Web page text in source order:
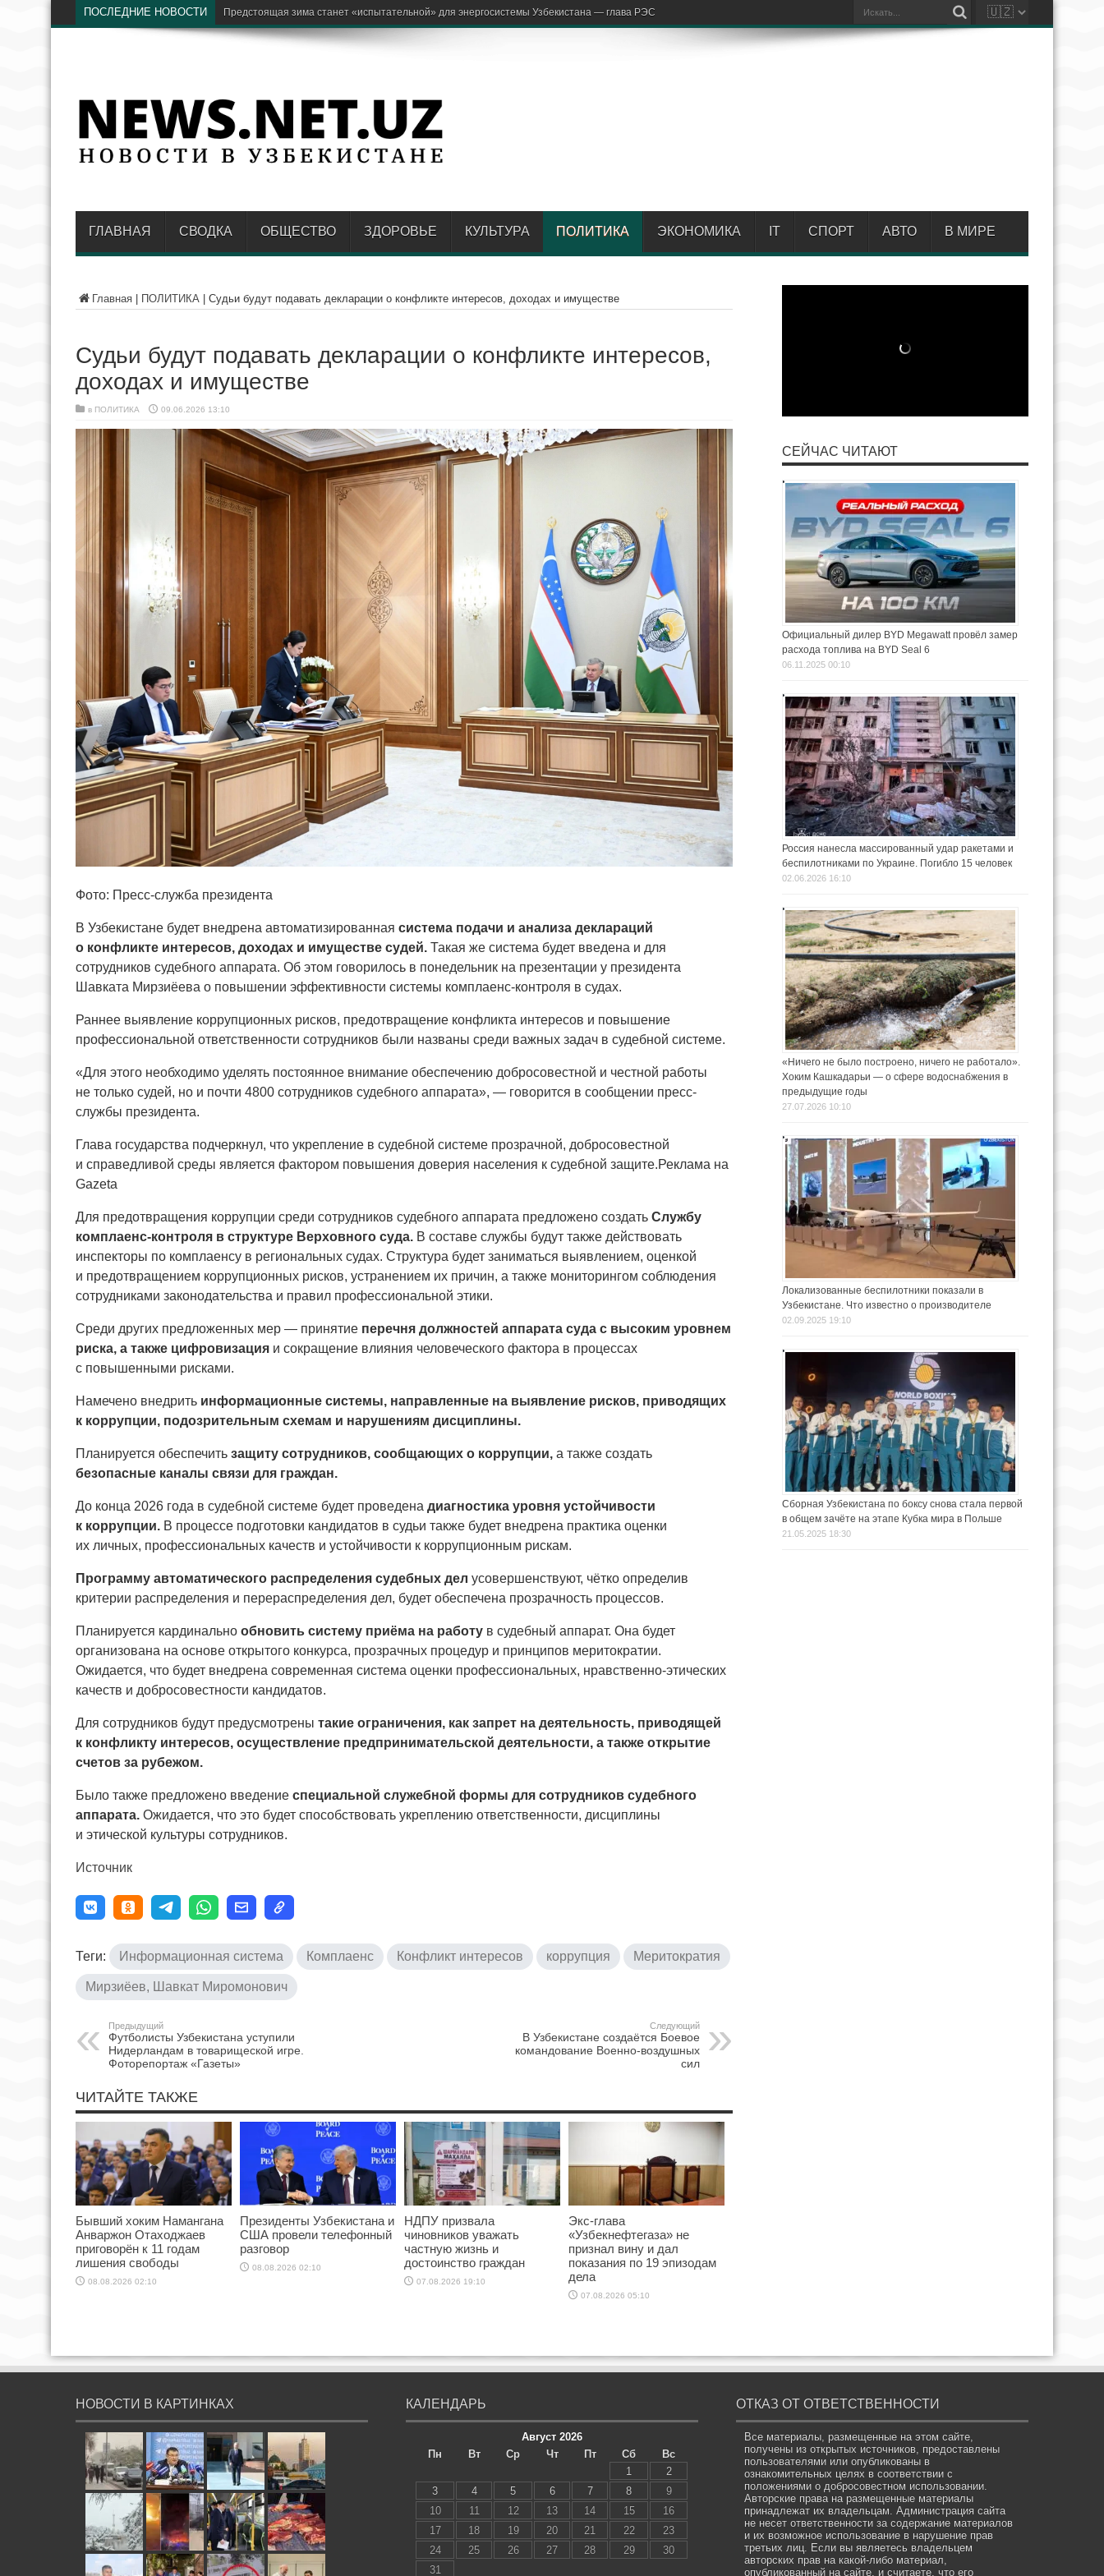
ПОСЛЕДНИЕ НОВОСТИ Бывший хоким Нама
ГЛАВНАЯ СВОДКА ОБЩЕСТВО ЗДОРОВЬЕ КУЛЬТУРА ПОЛИТИКА ЭКОНОМИКА IT СПОРТ АВТО В МИРЕ
Главная ПОЛИТИКА Судьи будут подавать декларации о конфликте интересов, доходах и имуществе
Судьи будут подавать декларации о конфликте интересов,
доходах и имуществе
в ПОЛИТИКА 09.06.2026 13:10
Фото: Пресс-служба президента
В Узбекистане будет внедрена автоматизированная система подачи и анализа деклараций
о конфликте интересов, доходах и имуществе судей. Такая же система будет введена и для
сотрудников судебного аппарата. Об этом говорилось в понедельник на презентации у президента
Шавката Мирзиёева о повышении эффективности системы комплаенс-контроля в судах.
Раннее выявление коррупционных рисков, предотвращение конфликта интересов и повышение
профессиональной ответственности сотрудников были названы среди важных задач в судебной системе.
«Для этого необходимо уделять постоянное внимание обеспечению добросовестной и честной работы
не только судей, но и почти 4800 сотрудников судебного аппарата», — говорится в сообщении пресс-
службы президента.
Глава государства подчеркнул, что укрепление в судебной системе прозрачной, добросовестной
и справедливой среды является фактором повышения доверия населения к судебной защите.Реклама на
Gazeta
Для предотвращения коррупции среди сотрудников судебного аппарата предложено создать Службу
комплаенс-контроля в структуре Верховного суда. В составе службы будут также действовать
инспекторы по комплаенсу в региональных судах. Структура будет заниматься выявлением, оценкой
и предотвращением коррупционных рисков, устранением их причин, а также мониторингом соблюдения
сотрудниками законодательства и правил профессиональной этики.
Среди других предложенных мер — принятие перечня должностей аппарата суда с высоким уровнем
риска, а также цифровизация и сокращение влияния человеческого фактора в процессах
с повышенными рисками.
Намечено внедрить информационные системы, направленные на выявление рисков, приводящих
к коррупции, подозрительным схемам и нарушениям дисциплины.
Планируется обеспечить защиту сотрудников, сообщающих о коррупции, а также создать
безопасные каналы связи для граждан.
До конца 2026 года в судебной системе будет проведена диагностика уровня устойчивости
к коррупции. В процессе подготовки кандидатов в судьи также будет внедрена практика оценки
их личных, профессиональных качеств и устойчивости к коррупционным рискам.
Программу автоматического распределения судебных дел усовершенствуют, чётко определив
критерии распределения и перераспределения дел, будет обеспечена прозрачность процессов.
Планируется кардинально обновить систему приёма на работу в судебный аппарат. Она будет
организована на основе открытого конкурса, прозрачных процедур и принципов меритократии.
Ожидается, что будет внедрена современная система оценки профессиональных, нравственно-этических
качеств и добросовестности кандидатов.
Для сотрудников будут предусмотрены такие ограничения, как запрет на деятельность, приводящей
к конфликту интересов, осуществление предпринимательской деятельности, а также открытие
счетов за рубежом.
Было также предложено введение специальной служебной формы для сотрудников судебного
аппарата. Ожидается, что это будет способствовать укреплению ответственности, дисциплины
и этической культуры сотрудников.
Источник
Теги: Информационная система Комплаенс Конфликт интересов коррупция Меритократия
Мирзиёев, Шавкат Миромонович
Предыдущий
Футболисты Узбекистана уступили
Нидерландам в товарищеской игре.
Фоторепортаж «Газеты»
Следующий
В Узбекистане создаётся Боевое
командование Военно-воздушных
сил
ЧИТАЙТЕ ТАКЖЕ
Бывший хоким Намангана
Анваржон Отаходжаев
приговорён к 11 годам
лишения свободы
08.08.2026 02:10
Президенты Узбекистана и
США провели телефонный
разговор
08.08.2026 02:10
НДПУ призвала
чиновников уважать
частную жизнь и
достоинство граждан
07.08.2026 19:10
Экс-глава
«Узбекнефтегаза» не
признал вину и дал
показания по 19 эпизодам
дела
07.08.2026 05:10
СЕЙЧАС ЧИТАЮТ
Официальный дилер BYD Megawatt провёл замер
расхода топлива на BYD Seal 6
06.11.2025 00:10
Россия нанесла массированный удар ракетами и
беспилотниками по Украине. Погибло 15 человек
02.06.2026 16:10
«Ничего не было построено, ничего не работало».
Хоким Кашкадарьи — о сфере водоснабжения в
предыдущие годы
27.07.2026 10:10
Локализованные беспилотники показали в
Узбекистане. Что известно о производителе
02.09.2025 19:10
Сборная Узбекистана по боксу снова стала первой
в общем зачёте на этапе Кубка мира в Польше
21.05.2025 18:30
НОВОСТИ В КАРТИНКАХ КАЛЕНДАРЬ
Август 2026
Пн
Вт Ср Чт Пт Сб
Вс
1
2
3
4 5 6 7 8
9
10
11 12 13 14 15
16
17
18 19 20 21 22
23
24
25 26 27 28 29
30
31
ОТКАЗ ОТ ОТВЕТСТВЕННОСТИ
Все материалы, размещенные на этом сайте,
получены из открытых источников, предоставлены
пользователями или опубликованы в
ознакомительных целях в соответствии с
положениями о добросовестном использовании.
Авторские права на размещенные материалы
принадлежат их владельцам. Администрация сайта
не несет ответственности за содержание материалов
и их возможное использование в нарушение прав
третьих лиц. Если вы являетесь владельцем
авторских прав на какой-либо материал,
опубликованный на сайте, и считаете, что его